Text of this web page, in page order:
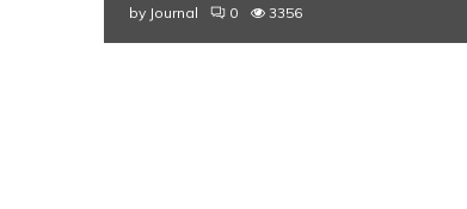
by Journal 0 3356